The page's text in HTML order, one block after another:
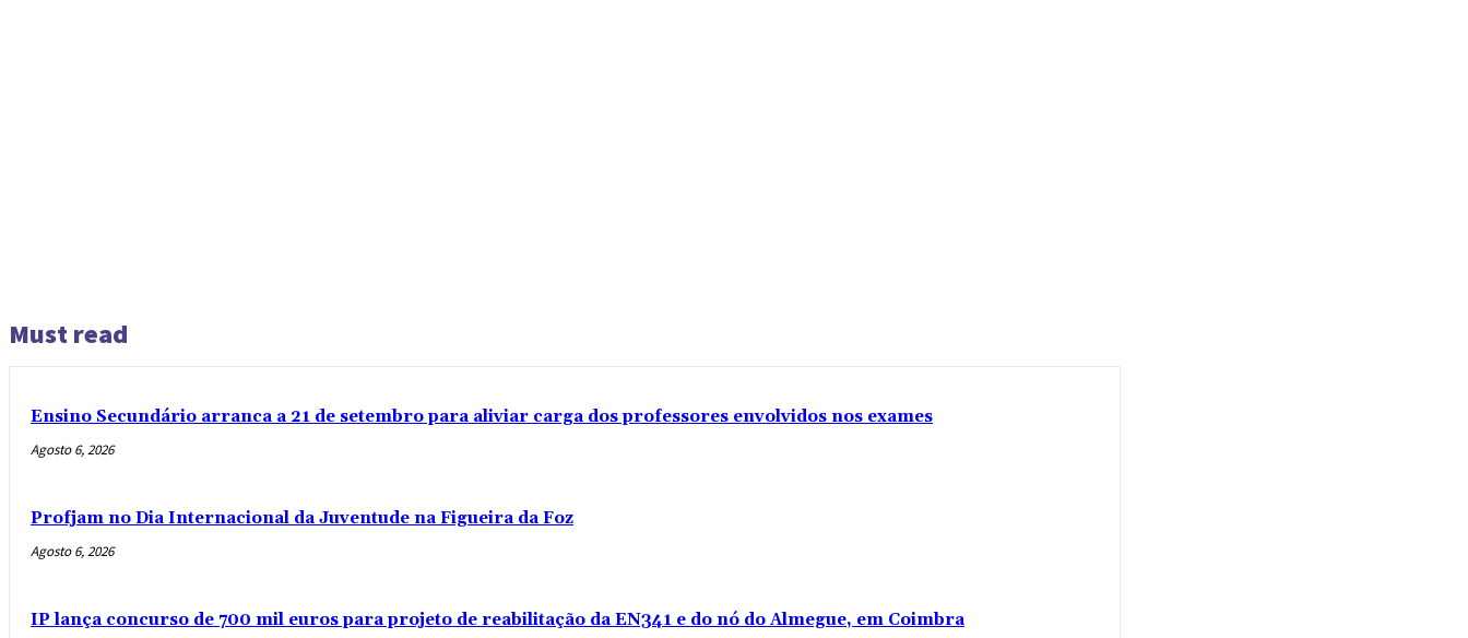
Must read
Ensino Secundário arranca a 21 de setembro para aliviar carga dos professores envolvidos nos exames
Agosto 6, 2026
Profjam no Dia Internacional da Juventude na Figueira da Foz
Agosto 6, 2026
IP lança concurso de 700 mil euros para projeto de reabilitação da EN341 e do nó do Almegue, em Coimbra